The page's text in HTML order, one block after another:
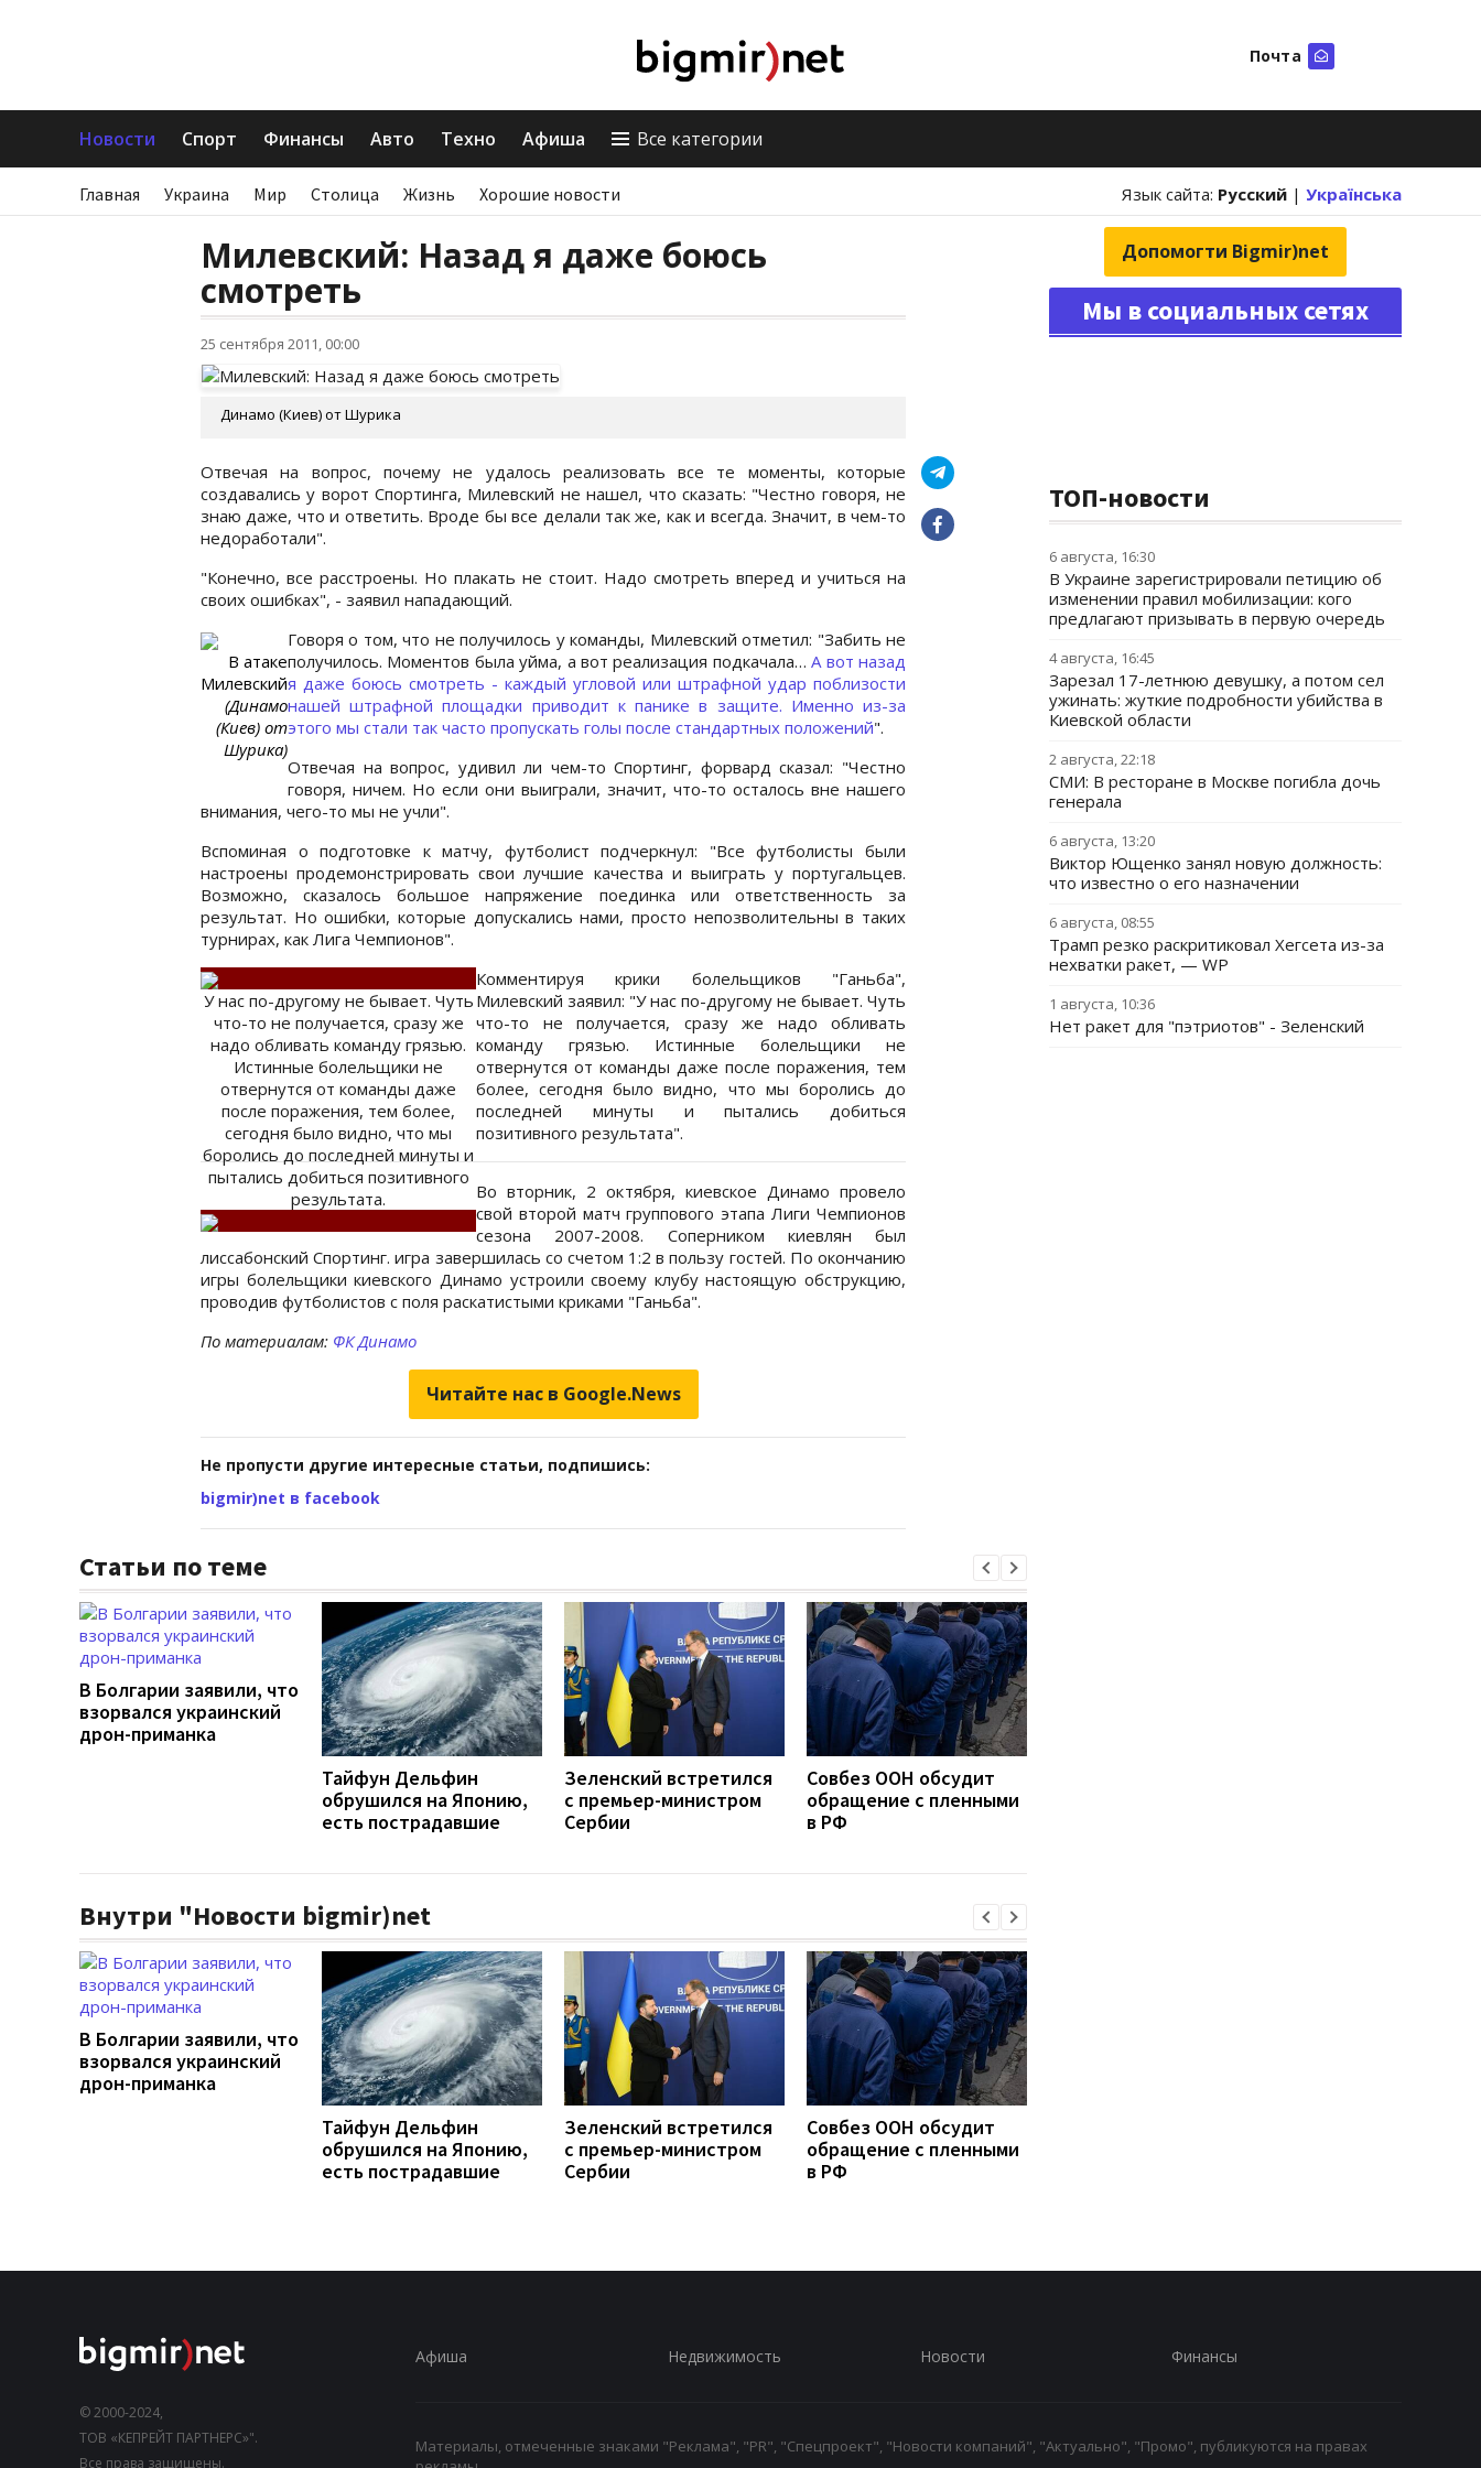
Почта
Новости Спорт Финансы Авто Техно Афиша Все категории
Главная Украина Мир Столица Жизнь Хорошие новости Язык сайта: Русский | Українська
Милевский: Назад я даже боюсь
смотреть
25 сентября 2011, 00:00
Динамо (Киев) от Шурика
Отвечая на вопрос, почему не удалось реализовать все те моменты, которые
создавались у ворот Спортинга, Милевский не нашел, что сказать: "Честно говоря, не
знаю даже, что и ответить. Вроде бы все делали так же, как и всегда. Значит, в чем-то
недоработали".
"Конечно, все расстроены. Но плакать не стоит. Надо смотреть вперед и учиться на
своих ошибках", - заявил нападающий.
В атаке
Милевский
(Динамо
(Киев) от
Шурика)
Говоря о том, что не получилось у команды, Милевский отметил: "Забить не
получилось. Моментов была уйма, а вот реализация подкачала…А вот назад
я даже боюсь смотреть - каждый угловой или штрафной удар поблизости
нашей штрафной площадки приводит к панике в защите. Именно из-за
этого мы стали так часто пропускать голы после стандартных положений".
Отвечая на вопрос, удивил ли чем-то Спортинг, форвард сказал: "Честно
говоря, ничем. Но если они выиграли, значит, что-то осталось вне нашего
внимания, чего-то мы не учли".
Вспоминая о подготовке к матчу, футболист подчеркнул: "Все футболисты были
настроены продемонстрировать свои лучшие качества и выиграть у португальцев.
Возможно, сказалось большое напряжение поединка или ответственность за
результат. Но ошибки, которые допускались нами, просто непозволительны в таких
турнирах, как Лига Чемпионов".
У нас по-другому не бывает. Чуть
что-то не получается, сразу же
надо обливать команду грязью.
Истинные болельщики не
отвернутся от команды даже
после поражения, тем более,
сегодня было видно, что мы
боролись до последней минуты и
пытались добиться позитивного
результата.
Комментируя крики болельщиков "Ганьба",
Милевский заявил: "У нас по-другому не бывает. Чуть
что-то не получается, сразу же надо обливать
команду грязью. Истинные болельщики не
отвернутся от команды даже после поражения, тем
более, сегодня было видно, что мы боролись до
последней минуты и пытались добиться
позитивного результата".
Во вторник, 2 октября, киевское Динамо провело
свой второй матч группового этапа Лиги Чемпионов
сезона 2007-2008. Соперником киевлян был
лиссабонский Спортинг. игра завершилась со счетом 1:2 в пользу гостей. По окончанию
игры болельщики киевского Динамо устроили своему клубу настоящую обструкцию,
проводив футболистов с поля раскатистыми криками "Ганьба".
По материалам: ФК Динамо
Читайте нас в Google.News
Не пропусти другие интересные статьи, подпишись:
bigmir)net в facebook
Статьи по теме
В Болгарии заявили, что
взорвался украинский
дрон-приманка
Тайфун Дельфин
обрушился на Японию,
есть пострадавшие
Зеленский встретился
с премьер-министром
Сербии
Совбез ООН обсудит
обращение с пленными
в РФ
Внутри "Новости bigmir)net
В Болгарии заявили, что
взорвался украинский
дрон-приманка
Тайфун Дельфин
обрушился на Японию,
есть пострадавшие
Зеленский встретился
с премьер-министром
Сербии
Совбез ООН обсудит
обращение с пленными
в РФ
Допомогти Bigmir)net
Мы в социальных сетях
ТОП-новости
6 августа, 16:30
В Украине зарегистрировали петицию об
изменении правил мобилизации: кого
предлагают призывать в первую очередь
4 августа, 16:45
Зарезал 17-летнюю девушку, а потом сел
ужинать: жуткие подробности убийства в
Киевской области
2 августа, 22:18
СМИ: В ресторане в Москве погибла дочь
генерала
6 августа, 13:20
Виктор Ющенко занял новую должность:
что известно о его назначении
6 августа, 08:55
Трамп резко раскритиковал Хегсета из-за
нехватки ракет, — WP
1 августа, 10:36
Нет ракет для "пэтриотов" - Зеленский
© 2000-2024,
ТОВ «КЕПРЕЙТ ПАРТНЕРС»".
Все права защищены.
Афиша Недвижимость Новости Финансы
Материалы, отмеченные знаками "Реклама", "PR", "Спецпроект", "Новости компаний", "Актуально", "Промо", публикуются на правах